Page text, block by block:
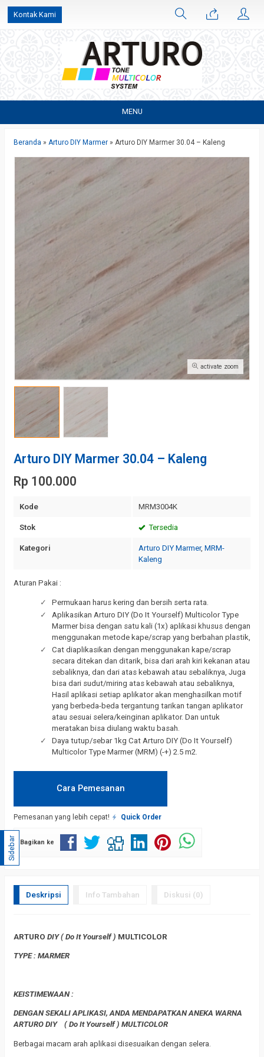
Kontak Kami
MENU
Beranda » Arturo DIY Marmer » Arturo DIY Marmer 30.04 – Kaleng
activate zoom
Arturo DIY Marmer 30.04 – Kaleng
Rp 100.000
Kode MRM3004K
Stok Tersedia
Kategori Arturo DIY Marmer, MRM-
Kaleng
Aturan Pakai :
Permukaan harus kering dan bersih serta rata.
Aplikasikan Arturo DIY (Do It Yourself) Multicolor Type
Marmer bisa dengan satu kali (1x) aplikasi khusus dengan
menggunakan metode kape/scrap yang berbahan plastik,
Cat diaplikasikan dengan menggunakan kape/scrap
secara ditekan dan ditarik, bisa dari arah kiri kekanan atau
sebaliknya, dan dari atas kebawah atau sebaliknya, Juga
bisa dari sudut/miring atas kebawah atau sebaliknya,
Hasil aplikasi setiap aplikator akan menghasilkan motif
yang berbeda-beda tergantung tarikan tangan aplikator
atau sesuai selera/keinginan aplikator. Dan untuk
meratakan bisa diulang waktu basah.
Daya tutup/sebar 1kg Cat Arturo DIY (Do It Yourself)
Multicolor Type Marmer (MRM) (-+) 2.5 m2.
Cara Pemesanan
Pemesanan yang lebih cepat! Quick Order
Bagikan ke
Deskripsi Info Tambahan Diskusi (0)
ARTURO DIY ( Do It Yourself ) MULTICOLOR
TYPE : MARMER
KEISTIMEWAAN :
DENGAN SEKALI APLIKASI, ANDA MENDAPATKAN ANEKA WARNA
ARTURO DIY ( Do It Yourself ) MULTICOLOR
Berbagai macam arah aplikasi disesuaikan dengan selera.
Sidebar